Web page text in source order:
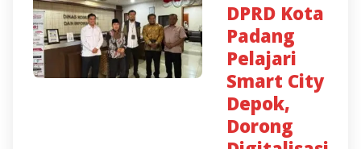
DPRD Kota
Padang
Pelajari
Smart City
Depok,
Dorong